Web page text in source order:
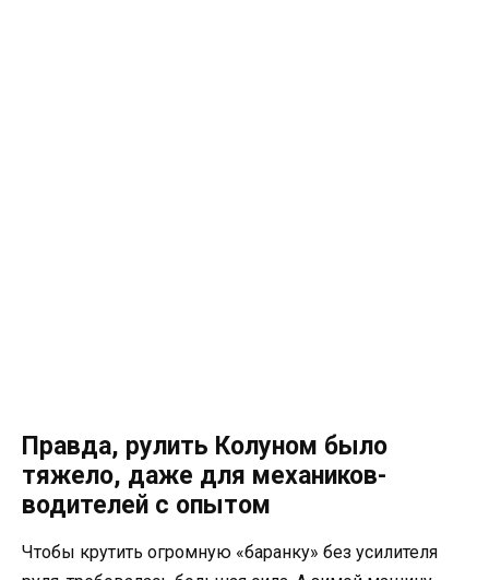
Правда, рулить Колуном было
тяжело, даже для механиков-
водителей с опытом
Чтобы крутить огромную «баранку» без усилителя